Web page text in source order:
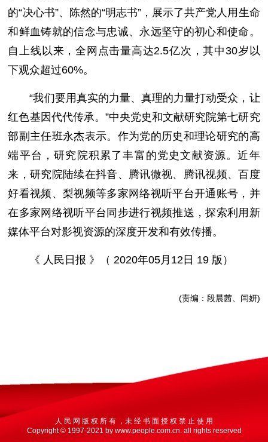
的“决心书”、陈然的“明志书”，展示了共产党人用生命
和鲜血铸就的信念与忠诚、永远坚守的初心和使命。
自上线以来，全网点击量高达2.5亿次，其中30岁以
下观众超过60%。
“我们要用真实的力量、真理的力量打动受众，让
红色基因代代传承。”中央党史和文献研究院第七研究
部副主任班永杰表示。作为党的历史和理论研究的高
端平台，研究院积累了丰富的党史文献资源。近年
来，研究院陆续在抖音、腾讯微视、腾讯视频、百度
好看视频、梨视频等多家网络视听平台开通账号，并
在多家网络视听平台同步进行视频推送，探索利用新
媒体平台对影视资源的深度开发和有效传播。
《 人民日报 》（ 2020年05月12日 19 版）
(责编：段晨茜、闫妍)
人 民 网 版 权 所 有 ，未 经 书 面 授 权 禁 止 使 用
Copyright © 1997-2021 by www.people.com.cn. all rights reserved